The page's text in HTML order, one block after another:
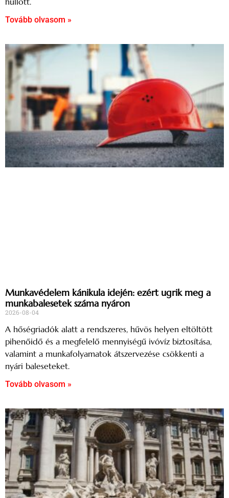
Tovább olvasom »
Munkavédelem kánikula idején: ezért ugrik meg a
munkabalesetek száma nyáron
2026-08-04
A hőségriadók alatt a rendszeres, hűvös helyen eltöltött
pihenőidő és a megfelelő mennyiségű ivóvíz biztosítása,
valamint a munkafolyamatok átszervezése csökkenti a
nyári baleseteket.
Tovább olvasom »